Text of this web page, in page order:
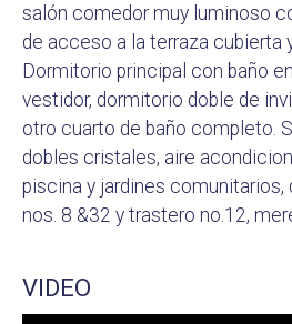
salón comedor muy luminoso
de acceso a la terraza cubierta
Dormitorio principal con baño
vestidor, dormitorio doble de
otro cuarto de baño completo.
dobles cristales, aire
piscina y jardines comunitarios,
nos. 8 &32 y trastero no.12,
VIDEO